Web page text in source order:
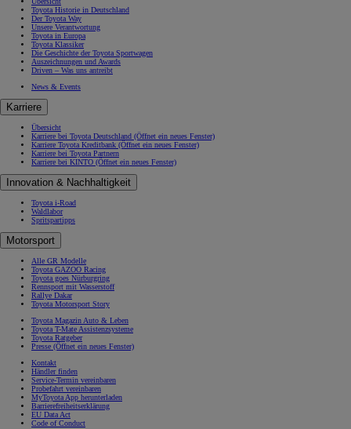
Toyota Historie in Deutschland
Der Toyota Way
Unsere Verantwortung
Toyota in Europa
Toyota Klassiker
Die Geschichte der Toyota Sportwagen
Auszeichnungen und Awards
Driven – Was uns antreibt
News & Events
Karriere
Übersicht
Karriere bei Toyota Deutschland (Öffnet ein neues Fenster)
Karriere Toyota Kreditbank (Öffnet ein neues Fenster)
Karriere bei Toyota Partnern
Karriere bei KINTO (Öffnet ein neues Fenster)
Innovation & Nachhaltigkeit
Toyota i-Road
Waldlabor
Spritspartipps
Motorsport
Alle GR Modelle
Toyota GAZOO Racing
Toyota goes Nürburgring
Rennsport mit Wasserstoff
Rallye Dakar
Toyota Motorsport Story
Toyota Magazin Auto & Leben
Toyota T-Mate Assistenzsysteme
Toyota Ratgeber
Presse (Öffnet ein neues Fenster)
Kontakt
Händler finden
Service-Termin vereinbaren
Probefahrt vereinbaren
MyToyota App herunterladen
Barrierefreiheitserklärung
EU Data Act
Code of Conduct